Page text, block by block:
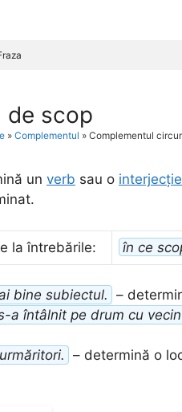
de scop
» Complementul » Complementul
un verb sau o
la întrebările: în ce
bine subiectul. –
a întâlnit pe drum cu
– determină o